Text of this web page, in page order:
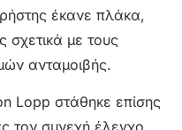
έκανε πλάκα,
σχετικά με τους
ανταμοιβής.
Lopp στάθηκε επίσης